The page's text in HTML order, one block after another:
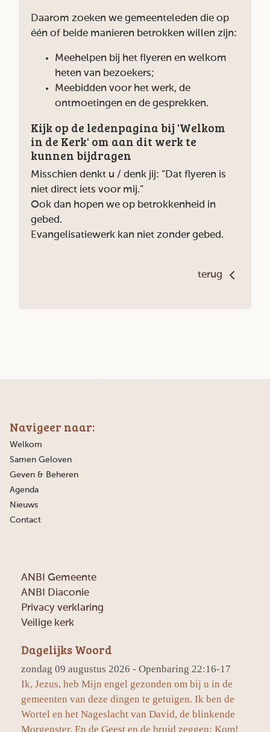
Daarom zoeken we gemeenteleden die op
één of beide manieren betrokken willen zijn:
Meehelpen bij het flyeren en welkom
heten van bezoekers;
Meebidden voor het werk, de
ontmoetingen en de gesprekken.
Kijk op de ledenpagina bij 'Welkom
in de Kerk' om aan dit werk te
kunnen bijdragen
Misschien denkt u / denk jij: “Dat flyeren is
niet direct iets voor mij.”
Ook dan hopen we op betrokkenheid in
gebed.
Evangelisatiewerk kan niet zonder gebed.
terug
Navigeer naar:
Welkom
Samen Geloven
Geven & Beheren
Agenda
Nieuws
Contact
ANBI Gemeente
ANBI Diaconie
Privacy verklaring
Veilige kerk
Dagelijks Woord
zondag 09 augustus 2026 - Openbaring 22:16-17
Ik, Jezus, heb Mijn engel gezonden om bij u in de
gemeenten van deze dingen te getuigen. Ik ben de
Wortel en het Nageslacht van David, de blinkende
Morgenster. En de Geest en de bruid zeggen: Kom!